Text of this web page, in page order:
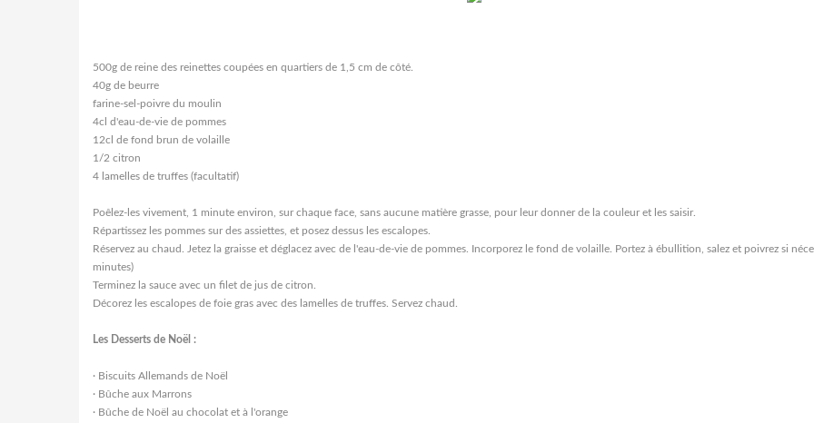
500g de reine des reinettes coupées en quartiers de 1,5 cm de côté.
40g de beurre
farine-sel-poivre du moulin
4cl d'eau-de-vie de pommes
12cl de fond brun de volaille
1/2 citron
4 lamelles de truffes (facultatif)
Poêlez-les vivement, 1 minute environ, sur chaque face, sans aucune matière grasse, pour leur donner de la couleur et les saisir.
Répartissez les pommes sur des assiettes, et posez dessus les escalopes.
Réservez au chaud. Jetez la graisse et déglacez avec de l'eau-de-vie de pommes. Incorporez le fond de volaille. Portez à ébullition, salez et poivrez si
minutes)
Terminez la sauce avec un filet de jus de citron.
Décorez les escalopes de foie gras avec des lamelles de truffes. Servez chaud.
Les Desserts de Noël :
· Biscuits Allemands de Noël
· Bûche aux Marrons
· Bûche de Noël au chocolat et à l'orange